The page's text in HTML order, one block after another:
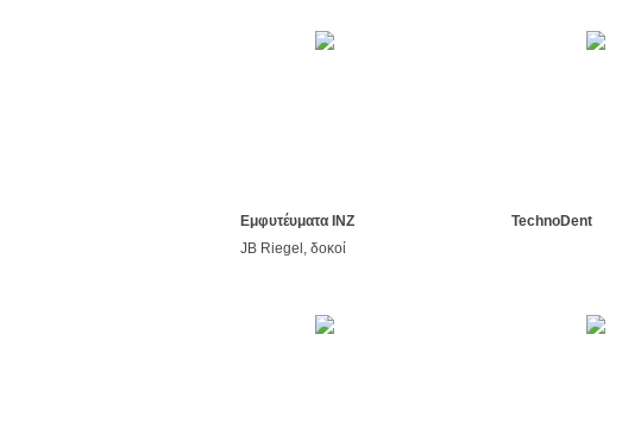
Εμφυτέυματα INZ
JB Riegel, δοκοί
TechnoDent